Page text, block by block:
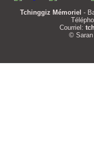
Tchinggiz Mémoriel -
Courriel:
© Saran